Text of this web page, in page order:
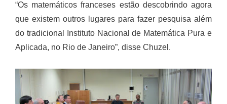
“Os matemáticos franceses estão descobrindo agora
que existem outros lugares para fazer pesquisa além
do tradicional Instituto Nacional de Matemática Pura e
Aplicada, no Rio de Janeiro”, disse Chuzel.